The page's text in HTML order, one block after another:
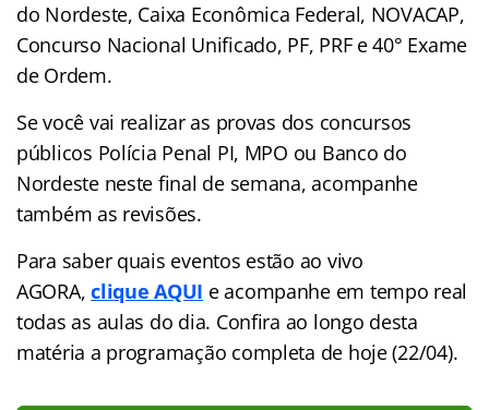
do Nordeste, Caixa Econômica Federal, NOVACAP,
Concurso Nacional Unificado, PF, PRF e 40° Exame
de Ordem.
Se você vai realizar as provas dos concursos
públicos Polícia Penal PI, MPO ou Banco do
Nordeste neste final de semana, acompanhe
também as revisões.
Para saber quais eventos estão ao vivo
AGORA,clique AQUI e acompanhe em tempo real
todas as aulas do dia. Confira ao longo desta
matéria a programação completa de hoje (22/04).